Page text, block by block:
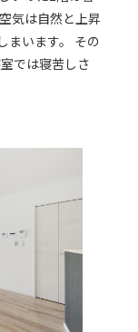
気は自然と上昇
まいます。 その
では寝苦しさ